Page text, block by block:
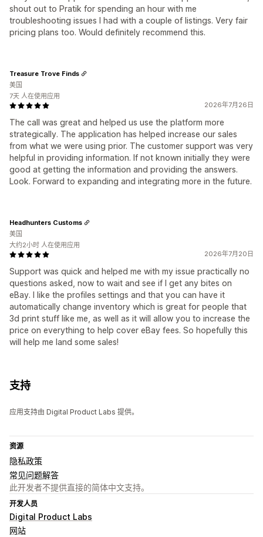
shout out to Pratik for spending an hour with me
troubleshooting issues I had with a couple of listings. Very fair
pricing plans too. Would definitely recommend this.
2026年7月26日
The call was great and helped us use the platform more
strategically. The application has helped increase our sales
from what we were using prior. The customer support was very
helpful in providing information. If not known initially they were
good at getting the information and providing the answers.
Look. Forward to expanding and integrating more in the future.
Treasure Trove Finds
美国
7天 人在使用应用
2026年7月20日
Support was quick and helped me with my issue practically no
questions asked, now to wait and see if I get any bites on
eBay. I like the profiles settings and that you can have it
automatically change inventory which is great for people that
3d print stuff like me, as well as it will allow you to increase the
price on everything to help cover eBay fees. So hopefully this
will help me land some sales!
Headhunters Customs
美国
大约2小时 人在使用应用
支持
应用支持由 Digital Product Labs 提供。
资源
隐私政策
常见问题解答
此开发者不提供直接的简体中文支持。
开发人员
Digital Product Labs
网站